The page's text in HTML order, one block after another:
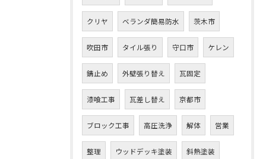
クリヤ ベランダ簡易防水 茨木市
吹田市 タイル張り 守口市 ケレン
錆止め 外壁張り替え 瓦固定
漆喰工事 瓦差し替え 京都市
ブロック工事 高圧洗浄 解体 営業
整理 ウッドデッキ塗装 斜熱塗装